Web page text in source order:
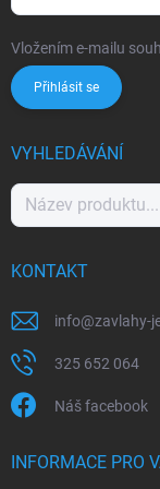
Vložením e-mailu
Přihlásit se
VYHLEDÁVÁNÍ
KONTAKT
info@zavlahy-
325 652 064
Náš facebook
INFORMACE PRO